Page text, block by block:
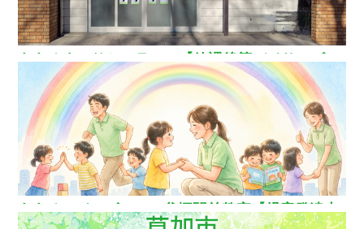
ああるまつりかフラワー【放課後等デイサービ
ス】
ああるレインボーDuo谷塚駅前教室【児童発達支